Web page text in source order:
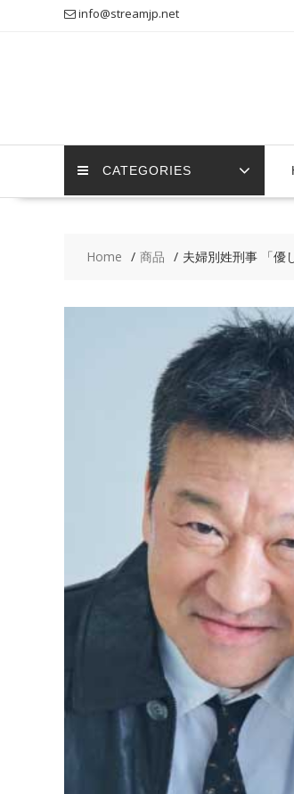
info@streamjp.net
CATEGORIES
Home 商品 夫婦別姓刑事 「